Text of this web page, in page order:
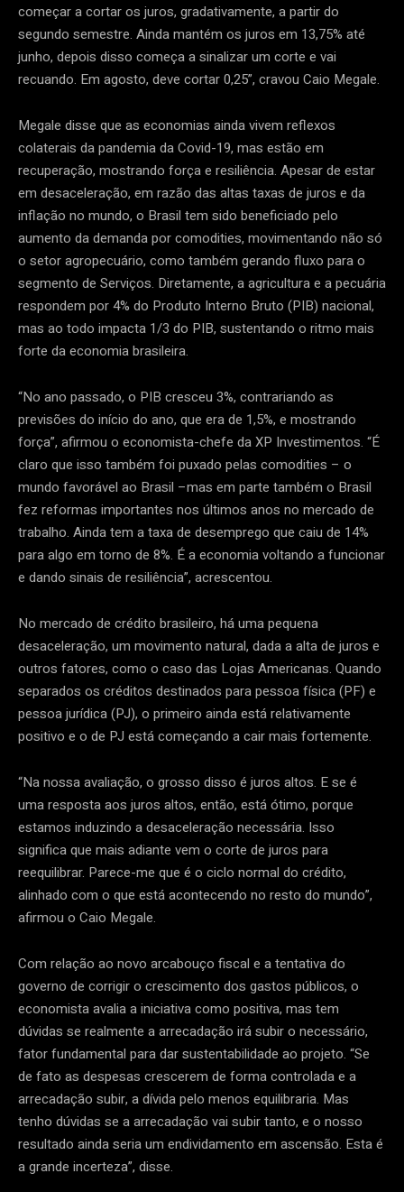
começar a cortar os juros, gradativamente, a partir do
segundo semestre. Ainda mantém os juros em 13,75% até
junho, depois disso começa a sinalizar um corte e vai
recuando. Em agosto, deve cortar 0,25”, cravou Caio Megale.
Megale disse que as economias ainda vivem reflexos
colaterais da pandemia da Covid-19, mas estão em
recuperação, mostrando força e resiliência. Apesar de estar
em desaceleração, em razão das altas taxas de juros e da
inflação no mundo, o Brasil tem sido beneficiado pelo
aumento da demanda por comodities, movimentando não só
o setor agropecuário, como também gerando fluxo para o
segmento de Serviços. Diretamente, a agricultura e a pecuária
respondem por 4% do Produto Interno Bruto (PIB) nacional,
mas ao todo impacta 1/3 do PIB, sustentando o ritmo mais
forte da economia brasileira.
“No ano passado, o PIB cresceu 3%, contrariando as
previsões do início do ano, que era de 1,5%, e mostrando
força”, afirmou o economista-chefe da XP Investimentos. “É
claro que isso também foi puxado pelas comodities – o
mundo favorável ao Brasil –mas em parte também o Brasil
fez reformas importantes nos últimos anos no mercado de
trabalho. Ainda tem a taxa de desemprego que caiu de 14%
para algo em torno de 8%. É a economia voltando a funcionar
e dando sinais de resiliência”, acrescentou.
No mercado de crédito brasileiro, há uma pequena
desaceleração, um movimento natural, dada a alta de juros e
outros fatores, como o caso das Lojas Americanas. Quando
separados os créditos destinados para pessoa física (PF) e
pessoa jurídica (PJ), o primeiro ainda está relativamente
positivo e o de PJ está começando a cair mais fortemente.
“Na nossa avaliação, o grosso disso é juros altos. E se é
uma resposta aos juros altos, então, está ótimo, porque
estamos induzindo a desaceleração necessária. Isso
significa que mais adiante vem o corte de juros para
reequilibrar. Parece-me que é o ciclo normal do crédito,
alinhado com o que está acontecendo no resto do mundo”,
afirmou o Caio Megale.
Com relação ao novo arcabouço fiscal e a tentativa do
governo de corrigir o crescimento dos gastos públicos, o
economista avalia a iniciativa como positiva, mas tem
dúvidas se realmente a arrecadação irá subir o necessário,
fator fundamental para dar sustentabilidade ao projeto. “Se
de fato as despesas crescerem de forma controlada e a
arrecadação subir, a dívida pelo menos equilibraria. Mas
tenho dúvidas se a arrecadação vai subir tanto, e o nosso
resultado ainda seria um endividamento em ascensão. Esta é
a grande incerteza”, disse.